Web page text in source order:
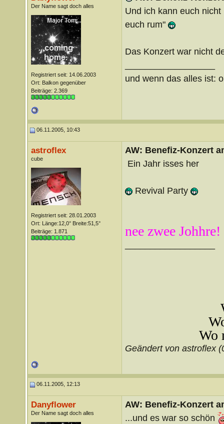
Der Name sagt doch alles
Registriert seit: 14.06.2003
Ort: Balkon gegenüber
Beiträge: 2.369
Und ich kann euch
euch rum"
Das Konzert war nicht
und wenn das alles ist:
06.11.2005, 10:43
astroflex
cube
Registriert seit: 28.01.2003
Ort: Länge:12,0° Breite:51,5°
Beiträge: 1.871
AW: Benefiz-Konzert
Ein Jahr isses her
Revival Party
nee zwee Johhre!
Wo
Geändert von astroflex
06.11.2005, 12:13
Danyflower
Der Name sagt doch alles
AW: Benefiz-Konzert
...und es war so schön